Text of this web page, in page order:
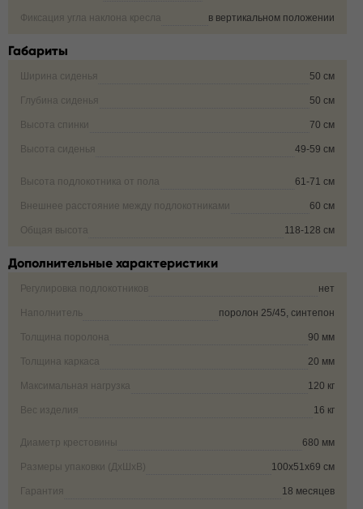
Фиксация угла наклона кресла в вертикальном положении
Габариты
Ширина сиденья 50 см
Глубина сиденья 50 см
Высота спинки 70 см
Высота сиденья 49-59 см
Высота подлокотника от пола 61-71 см
Внешнее расстояние между подлокотниками 60 см
Общая высота 118-128 см
Дополнительные характеристики
Регулировка подлокотников нет
Наполнитель поролон 25/45, синтепон
Толщина поролона 90 мм
Толщина каркаса 20 мм
Максимальная нагрузка 120 кг
Вес изделия 16 кг
Диаметр крестовины 680 мм
Размеры упаковки (ДxШxВ) 100х51х69 см
Гарантия 18 месяцев